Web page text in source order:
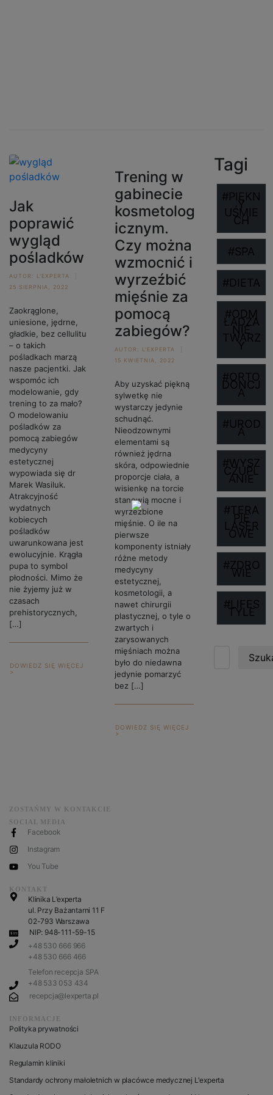
Jak
poprawić
wygląd
pośladków
AUTOR:
L'EXPERTA
25 SIERPNIA, 2022
Zaokrąglone,
uniesione, jędrne,
gładkie, bez cellulitu
– o takich
pośladkach marzą
nasze pacjentki. Jak
wspomóc ich
modelowanie, gdy
trening to za mało?
O modelowaniu
pośladków za
pomocą zabiegów
medycyny
estetycznej
wypowiada się dr
Marek Wasiluk.
Atrakcyjność
wydatnych
kobiecych
pośladków
uwarunkowana jest
ewolucyjnie. Krągła
pupa to symbol
płodności. Mimo że
nie żyjemy już w
czasach
prehistorycznych,
[…]
DOWIEDZ SIĘ WIĘCEJ
>
Trening w
gabinecie
kosmetolog
icznym.
Czy można
wzmocnić i
wyrzeźbić
mięśnie za
pomocą
zabiegów?
AUTOR:
L'EXPERTA
15 KWIETNIA, 2022
Aby uzyskać piękną
sylwetkę nie
wystarczy jedynie
schudnąć.
Nieodzownymi
elementami są
również jędrna
skóra, odpowiednie
proporcje ciała, a
wisienkę na torcie
stanowią mocne i
wyrzeźbione
mięśnie. O ile na
pierwsze
komponenty istniały
różne metody
medycyny
estetycznej,
kosmetologii, a
nawet chirurgii
plastycznej, o tyle o
zwartych i
zarysowanych
mięśniach można
było do niedawna
jedynie pomarzyć
bez […]
DOWIEDZ SIĘ WIĘCEJ
>
Tagi
#PIĘKN
Y
UŚMIE
CH
#SPA
#DIETA
#ODM
ŁADZA
NIE
TWARZ
Y
#ORTO
DONCJ
A
#UROD
A
#WYSZ
CZUPL
ANIE
#TERA
PIE
LASER
OWE
#ZDRO
WIE
#LIFES
TYLE
ZOSTAŃMY W KONTAKCIE
SOCIAL MEDIA
Facebook
Instagram
You Tube
KONTAKT
Klinika L’experta
ul. Przy Bażantarni 11 F
02-793 Warszawa
NIP: 948-111-59-15
+48 530 666 966
+48 530 666 466
Telefon recepcja SPA
+48 533 053 434
recepcja@lexperta.pl
INFORMACJE
Polityka prywatności
Klauzula RODO
Regulamin kliniki
Standardy ochrony małoletnich w placówce medycznej L'experta